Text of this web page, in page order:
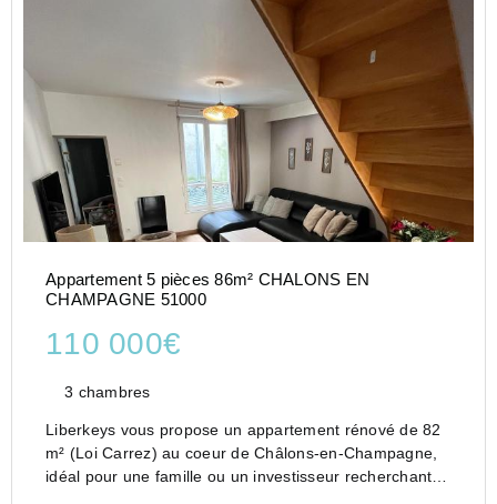
Appartement 5 pièces 86m² CHALONS EN
CHAMPAGNE 51000
110 000€
3 chambres
Liberkeys vous propose un appartement rénové de 82
m² (Loi Carrez) au coeur de Châlons-en-Champagne,
idéal pour une famille ou un investisseur recherchant